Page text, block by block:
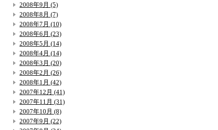
2008年9月 (5)
2008年8月 (7)
2008年7月 (10)
2008年6月 (23)
2008年5月 (14)
2008年4月 (14)
2008年3月 (20)
2008年2月 (26)
2008年1月 (42)
2007年12月 (41)
2007年11月 (31)
2007年10月 (8)
2007年9月 (22)